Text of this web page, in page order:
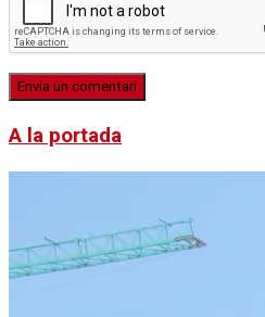
A la portada